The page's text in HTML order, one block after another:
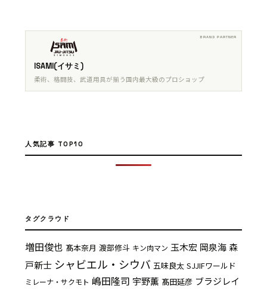
ISAMI(イサミ)
柔術、格闘技、武道用具が揃う国内最大級のプロショップ
人気記事 TOP10
タグクラウド
増田俊也 髙本奈月 渡部修斗 キン肉マン 玉木宏 岡泉海 森
戸新士 シャビエル・シウバ 五味良太 SJJIFワールド
ミレーナ・サクモト 嶋田隆司 宇野薫 髙田延彦 ブラジレイ